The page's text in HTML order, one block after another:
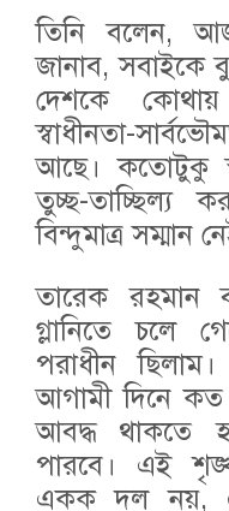
তিনি বলেন,
জানাব,
দেশকে
স্বাধীনতা-
আছে। কতোটুকু
তুচ্ছ-তাচ্ছিল্য
বিন্দুমাত্র সম্মান
তারেক রহমান
গ্লানিতে চলে
পরাধীন
আগামী দিনে
আবদ্ধ থাকতে
পারবে। এই
একক দল নয়,